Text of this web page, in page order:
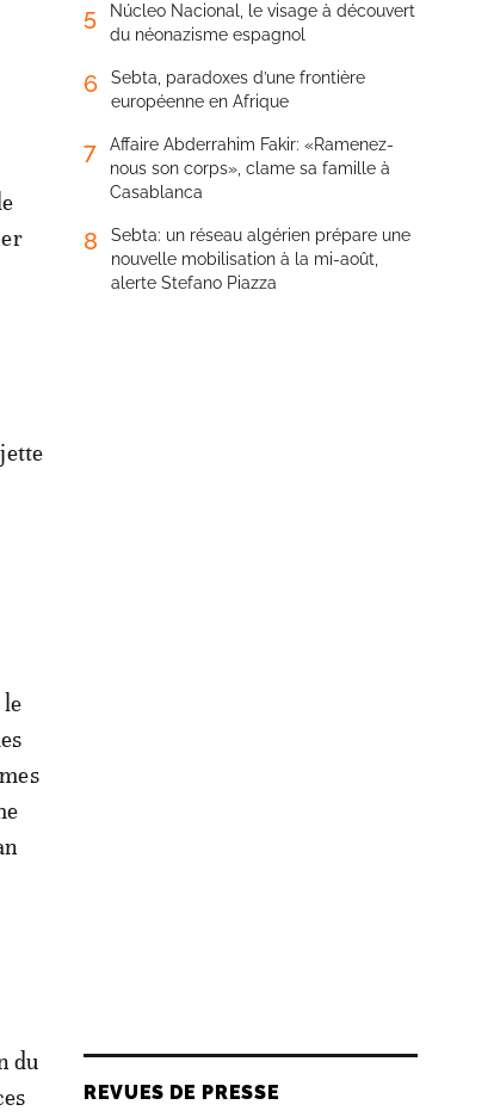
du
5
Núcleo Nacional, le visage à découvert
du néonazisme espagnol
6
Sebta, paradoxes d’une frontière
européenne en Afrique
7
Affaire Abderrahim Fakir: «Ramenez-
nous son corps», clame sa famille à
Casablanca
8
Sebta: un réseau algérien prépare une
nouvelle mobilisation à la mi-août,
alerte Stefano Piazza
REVUES DE PRESSE